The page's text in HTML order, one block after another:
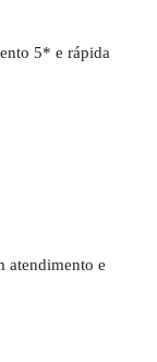
5* e rápida
atendimento e